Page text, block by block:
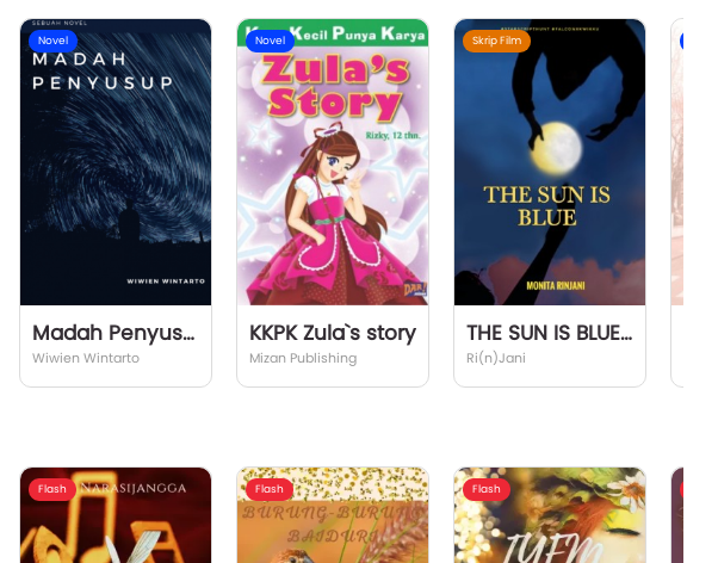
Novel
Madah Penyusup
Wiwien Wintarto
Novel
KKPK Zula`s story
Mizan Publishing
Skrip Film
THE SUN IS BLUE | SCRIPT
Ri(n)Jani
Flash Flash Flash